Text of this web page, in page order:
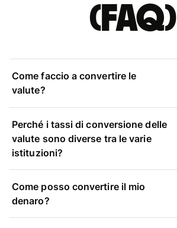
(FAQ)
Come faccio a convertire le
valute?
Perché i tassi di conversione delle
valute sono diverse tra le varie
istituzioni?
Come posso convertire il mio
denaro?